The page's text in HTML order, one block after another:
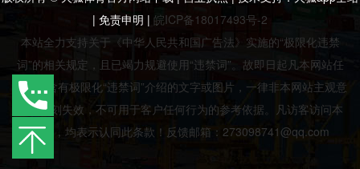
| 免责申明 | 皖ICP备18017493号-2
本站全力支持关于《中华人民共和国广告法》实施的“极限化违禁
词”的相关规定，且已竭力规避使用“违禁词”。故即日起凡本网站任
意页面含有极限化“违禁词”介绍的文字或图片，一律非本网站主观意
愿并即刻失效，不可用于客户任何行为的参考依据。凡访客访问本
网站，均表示认同此条款！反馈邮箱：273098741@qq.com